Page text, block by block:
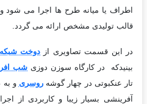
اطراف یا میانه طرح ها اجرا می
قالب تولیدی مشخص ارائه می گردد.
در این قسمت تصاویری از دوخت
بینیدکه در کارگاه سوزن دوزی شب
تار عنکبوتی در چهار گوشهروسری و به
آفرینشی بسیار زیبا و کاربردی از